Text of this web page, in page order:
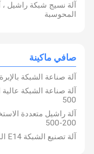
آلة شبكة النسيج
قطع غيار الحياكة
آلة warpping وآلة الطارد
الصين آلة المشقق
آلة نسيج شبكة راشيل ،
المحوسبة
صافي ماكينة
آلة صناعة الشبكة
500
آلة راشيل متعددة
200-500
آلة تصنيع الشبكة E14 المتفوقة قابلة للتخصيص دائمة